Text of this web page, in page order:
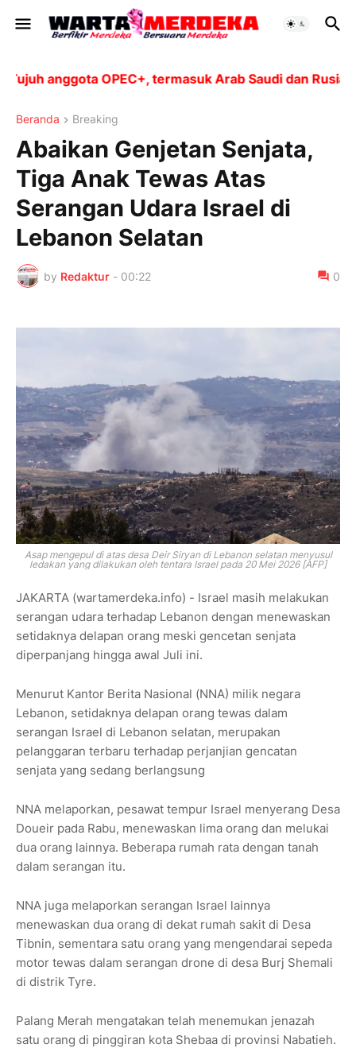
anggota OPEC+, termasuk Arab Saudi dan Rusia,
Beranda Breaking
Abaikan Genjetan Senjata,
Tiga Anak Tewas Atas
Serangan Udara Israel di
Lebanon Selatan
by Redaktur - 00:22 0
Asap mengepul di atas desa Deir Siryan di Lebanon selatan menyusul
ledakan yang dilakukan oleh tentara Israel pada 20 Mei 2026 [AFP]
JAKARTA (wartamerdeka.info) - Israel masih melakukan
serangan udara terhadap Lebanon dengan menewaskan
setidaknya delapan orang meski gencetan senjata
diperpanjang hingga awal Juli ini.
Menurut Kantor Berita Nasional (NNA) milik negara
Lebanon, setidaknya delapan orang tewas dalam
serangan Israel di Lebanon selatan, merupakan
pelanggaran terbaru terhadap perjanjian gencatan
senjata yang sedang berlangsung
NNA melaporkan, pesawat tempur Israel menyerang Desa
Doueir pada Rabu, menewaskan lima orang dan melukai
dua orang lainnya. Beberapa rumah rata dengan tanah
dalam serangan itu.
NNA juga melaporkan serangan Israel lainnya
menewaskan dua orang di dekat rumah sakit di Desa
Tibnin, sementara satu orang yang mengendarai sepeda
motor tewas dalam serangan drone di desa Burj Shemali
di distrik Tyre.
Palang Merah mengatakan telah menemukan jenazah
satu orang di pinggiran kota Shebaa di provinsi Nabatieh.